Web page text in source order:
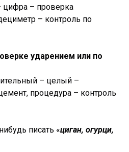
цифра – проверка
– контроль по
ударением или по
– целый –
процедура – контроль
писать «циган, огурци,